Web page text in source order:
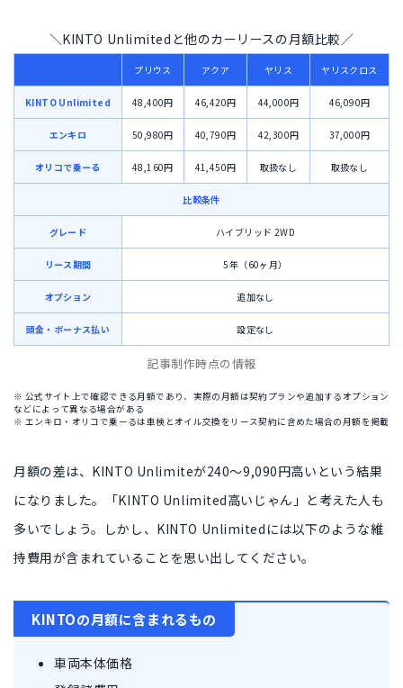
＼KINTO Unlimitedと他のカーリースの月額比較／
プリウス アクア ヤリス ヤリスクロス
KINTO Unlimited 48,400円 46,420円 44,000円 46,090円
エンキロ 50,980円 40,790円 42,300円 37,000円
オリコで乗ーる 48,160円 41,450円 取扱なし 取扱なし
比較条件
グレード ハイブリッド 2WD
リース期間 5年（60ヶ月）
オプション 追加なし
頭金・ボーナス払い 設定なし
記事制作時点の情報
※ 公式サイト上で確認できる月額であり、実際の月額は契約プランや追加するオプション
などによって異なる場合がある
※ エンキロ・オリコで乗ーるは車検とオイル交換をリース契約に含めた場合の月額を掲載
月額の差は、 KINTO Unlimiteが240〜9,090円高い という結果
になりました。「KINTO Unlimited高いじゃん」と考えた人も
多いでしょう。しかし、KINTO Unlimitedには以下のような維
持費用が含まれていること を思い出してください。
KINTOの月額に含まれるもの
車両本体価格